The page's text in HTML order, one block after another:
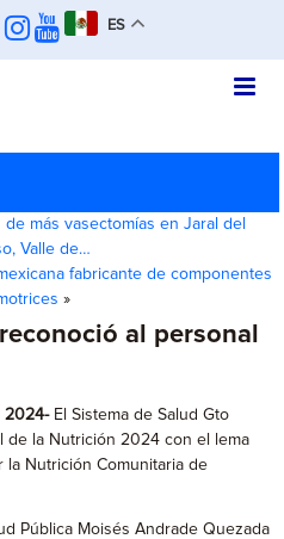
ES
más vasectomías en Jaral del
Valle de…
fabricante de componentes
»
al personal
2024-El Sistema de Salud Gto
de la Nutrición 2024 con el lema
la Nutrición Comunitaria de
Pública Moisés Andrade Quezada